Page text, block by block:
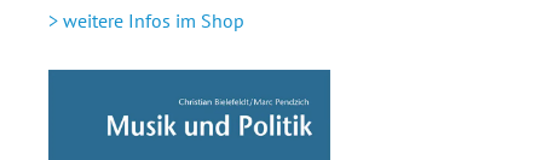
> weitere Infos im Shop